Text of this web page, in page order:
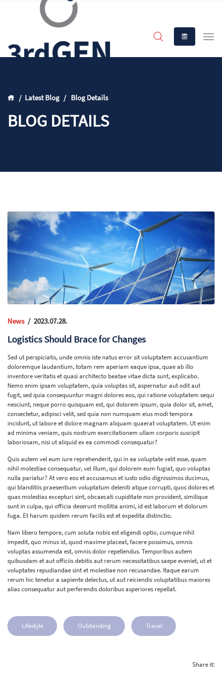
Latest Blog Blog Details
BLOG DETAILS
News / 2023.07.28.
Logistics Should Brace for Changes
Sed ut perspiciatis, unde omnis iste natus error sit voluptatem accusantium
doloremque laudantium, totam rem aperiam eaque ipsa, quae ab illo
inventore veritatis et quasi architecto beatae vitae dicta sunt, explicabo.
Nemo enim ipsam voluptatem, quia voluptas sit, aspernatur aut odit aut
fugit, sed quia consequuntur magni dolores eos, qui ratione voluptatem sequi
nesciunt, neque porro quisquam est, qui dolorem ipsum, quia dolor sit, amet,
consectetur, adipisci velit, sed quia non numquam eius modi tempora
incidunt, ut labore et dolore magnam aliquam quaerat voluptatem. Ut enim
ad minima veniam, quis nostrum exercitationem ullam corporis suscipit
laboriosam, nisi ut aliquid ex ea commodi consequatur?
Quis autem vel eum iure reprehenderit, qui in ea voluptate velit esse, quam
nihil molestiae consequatur, vel illum, qui dolorem eum fugiat, quo voluptas
nulla pariatur? At vero eos et accusamus et iusto odio dignissimos ducimus,
qui blanditiis praesentium voluptatum deleniti atque corrupti, quos dolores et
quas molestias excepturi sint, obcaecati cupiditate non provident, similique
sunt in culpa, qui officia deserunt mollitia animi, id est laborum et dolorum
fuga. Et harum quidem rerum facilis est et expedita distinctio.
Nam libero tempore, cum soluta nobis est eligendi optio, cumque nihil
impedit, quo minus id, quod maxime placeat, facere possimus, omnis
voluptas assumenda est, omnis dolor repellendus. Temporibus autem
quibusdam et aut officiis debitis aut rerum necessitatibus saepe eveniet, ut et
voluptates repudiandae sint et molestiae non recusandae. Itaque earum
rerum hic tenetur a sapiente delectus, ut aut reiciendis voluptatibus maiores
alias consequatur aut perferendis doloribus asperiores repellat.
Lifestyle Outstanding Travel
Share it: